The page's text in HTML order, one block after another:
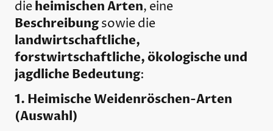
dieheimischen Arten, eine
Beschreibungsowie die
landwirtschaftliche,
forstwirtschaftliche, ökologische und
jagdliche Bedeutung:
1. Heimische Weidenröschen-Arten
(Auswahl)